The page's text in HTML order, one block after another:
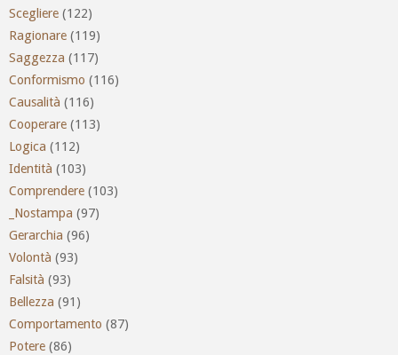
Scegliere (122)
Ragionare (119)
Saggezza (117)
Conformismo (116)
Causalità (116)
Cooperare (113)
Logica (112)
Identità (103)
Comprendere (103)
_Nostampa (97)
Gerarchia (96)
Volontà (93)
Falsità (93)
Bellezza (91)
Comportamento (87)
Potere (86)